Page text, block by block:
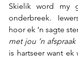
Skielik word my
onderbreek.
hoor ek ‘n sagte
met jou ‘n
is hartseer want